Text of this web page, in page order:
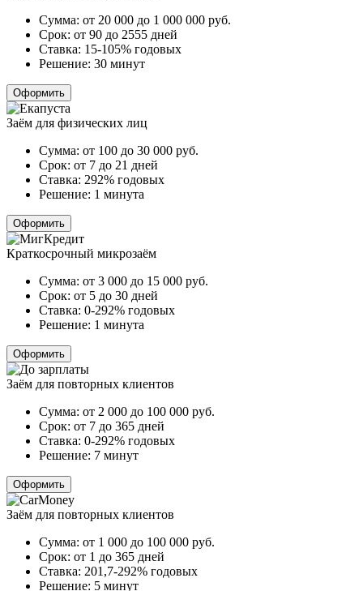
Сумма: от 20 000 до 1 000 000 руб.
Срок: от 90 до 2555 дней
Ставка: 15-105% годовых
Решение: 30 минут
Оформить
Заём для физических лиц
Сумма: от 100 до 30 000 руб.
Срок: от 7 до 21 дней
Ставка: 292% годовых
Решение: 1 минута
Оформить
Краткосрочный микрозаём
Сумма: от 3 000 до 15 000 руб.
Срок: от 5 до 30 дней
Ставка: 0-292% годовых
Решение: 1 минута
Оформить
Заём для повторных клиентов
Сумма: от 2 000 до 100 000 руб.
Срок: от 7 до 365 дней
Ставка: 0-292% годовых
Решение: 7 минут
Оформить
Заём для повторных клиентов
Сумма: от 1 000 до 100 000 руб.
Срок: от 1 до 365 дней
Ставка: 201,7-292% годовых
Решение: 5 минут